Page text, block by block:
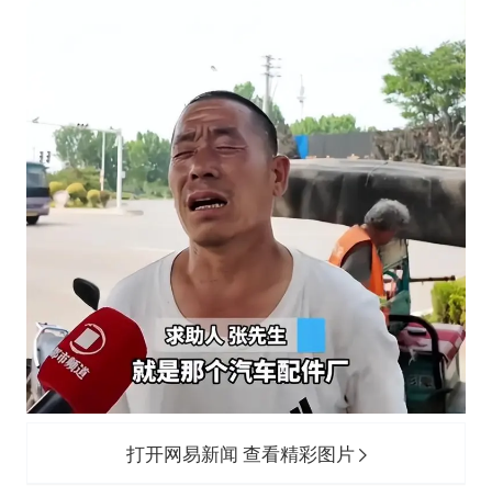
真理之光，何以能照亮复兴之路？
打开网易新闻 查看精彩图片